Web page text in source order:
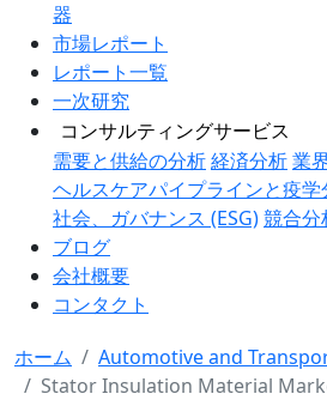
器
市場レポート
レポート一覧
一次研究
コンサルティングサービス
需要と供給の分析経済分析業
ヘルスケアパイプラインと疫学
社会、ガバナンス (ESG)競合分
ブログ
会社概要
コンタクト
ホーム
Automotive and
Stator Insulation Material